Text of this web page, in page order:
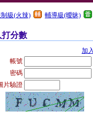
制級(火辣) 輔導級(曖昧)
分數
加
帳號
密碼
片驗證